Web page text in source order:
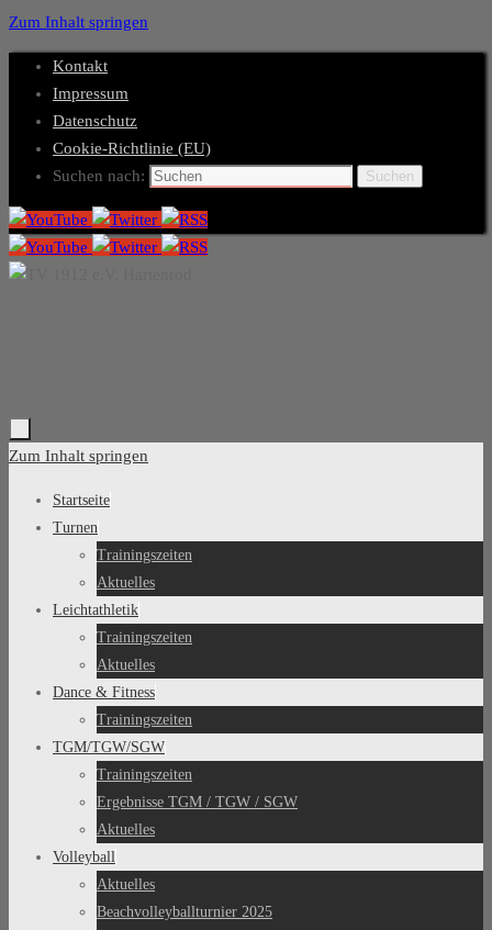
Zum Inhalt springen
Kontakt
Impressum
Datenschutz
Cookie-Richtlinie (EU)
Suchen nach:
Suchen
Zum Inhalt springen
Startseite
Turnen
Trainingszeiten
Aktuelles
Leichtathletik
Trainingszeiten
Aktuelles
Dance & Fitness
Trainingszeiten
TGM/TGW/SGW
Trainingszeiten
Ergebnisse TGM / TGW / SGW
Aktuelles
Volleyball
Aktuelles
Beachvolleyballturnier 2025